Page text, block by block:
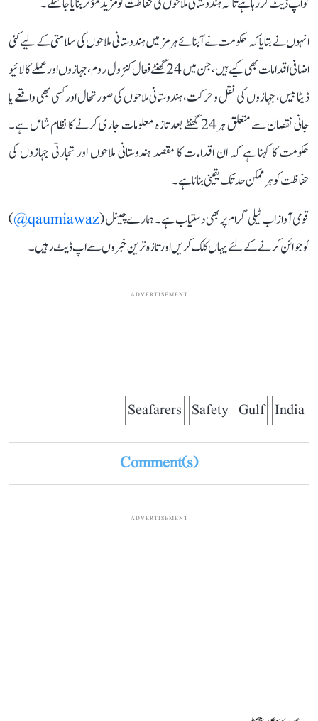
انہوں نے بتایا کہ حکومت نے آبنائے ہرمز میں ہندوستانی ملاحوں کی سلامتی کے لیے کئی
اضافی اقدامات بھی کیے ہیں، جن میں 24 گھنٹے فعال کنٹرول روم، جہازوں اور عملے کا لائیو
ڈیٹا بیس، جہازوں کی نقل و حرکت، ہندوستانی ملاحوں کی صورتحال اور کسی بھی واقعے یا
جانی نقصان سے متعلق ہر 24 گھنٹے بعد تازہ معلومات جاری کرنے کا نظام شامل ہے۔
حکومت کا کہنا ہے کہ ان اقدامات کا مقصد ہندوستانی ملاحوں اور تجارتی جہازوں کی
حفاظت کو ہر ممکن حد تک یقینی بنانا ہے۔
قومی آواز اب ٹیلی گرام پر بھی دستیاب ہے۔ ہمارے چینل (qaumiawaz@
)
کو جوائن کرنے کے لئے یہاں کلک کریں اور تازہ ترین خبروں سے اپ ڈیٹ رہیں۔
ADVERTISEMENT
India
Gulf
Safety
Seafarers
Comment(s)
ADVERTISEMENT